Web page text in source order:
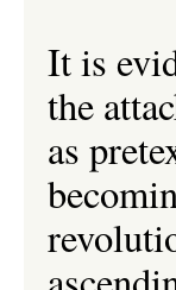
It is
the
as